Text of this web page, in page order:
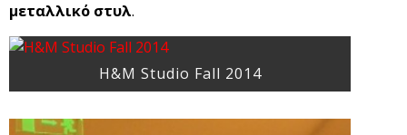
μεταλλικό στυλ.
H&M Studio Fall 2014